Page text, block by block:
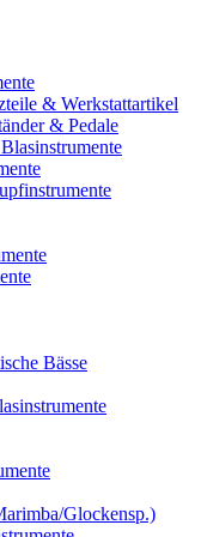
& Werkstattartikel
& Pedale
Bässe
Glockensp.)